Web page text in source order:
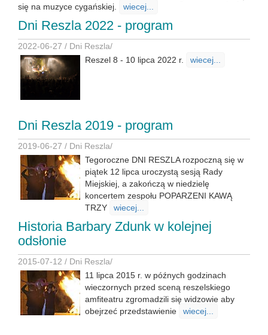
się na muzyce cygańskiej.
wiecej...
Dni Reszla 2022 - program
2022-06-27 / Dni Reszla/
Reszel 8 - 10 lipca 2022 r.
wiecej...
Dni Reszla 2019 - program
2019-06-27 / Dni Reszla/
Tegoroczne DNI RESZLA rozpoczną się w
piątek 12 lipca uroczystą sesją Rady
Miejskiej, a zakończą w niedzielę
koncertem zespołu POPARZENI KAWĄ
TRZY
wiecej...
Historia Barbary Zdunk w kolejnej
odsłonie
2015-07-12 / Dni Reszla/
11 lipca 2015 r. w późnych godzinach
wieczornych przed sceną reszelskiego
amfiteatru zgromadzili się widzowie aby
obejrzeć przedstawienie
wiecej...